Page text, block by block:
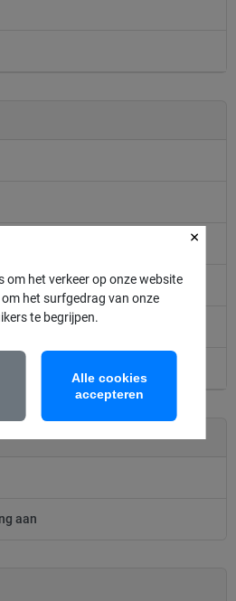
aan
om het verkeer op onze website
het surfgedrag van onze
te begrijpen.
Alle cookies
accepteren